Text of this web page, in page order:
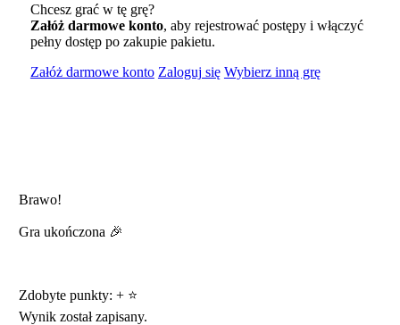
Chcesz grać w tę grę?
Załóż darmowe konto, aby rejestrować postępy i włączyć
pełny dostęp po zakupie pakietu.
Załóż darmowe konto Zaloguj się Wybierz inną grę
Brawo!
Gra ukończona 🎉
Zdobyte punkty: +⭐
Wynik został zapisany.